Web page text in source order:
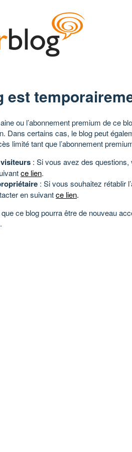
est
ou l’abonnement premium de ce
Dans certains cas, le blog peut
limité tant que l’abonnement
: Si vous avez des
ce lien.
: Si vous souhaitez rétablir
en suivantce lien.
ce blog pourra être de nouveau